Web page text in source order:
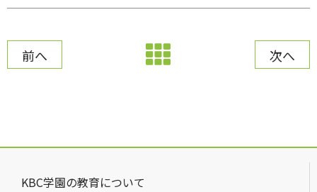
前へ 次へ
KBC学園の教育について